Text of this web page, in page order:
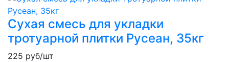
Сухая смесь для укладки
тротуарной плитки Русеан, 35кг
225 руб/шт